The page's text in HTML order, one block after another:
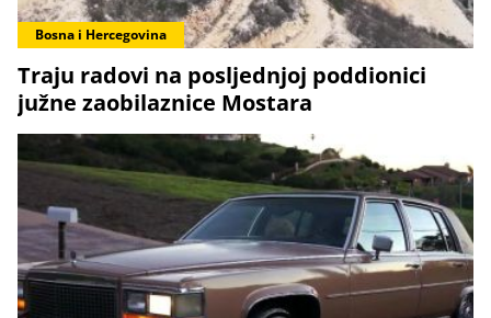
Bosna i Hercegovina
Traju radovi na posljednjoj poddionici
južne zaobilaznice Mostara